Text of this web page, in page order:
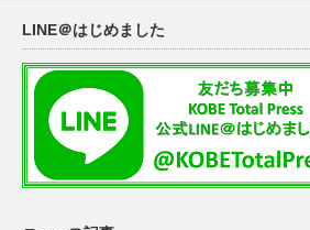
LINE＠はじめました